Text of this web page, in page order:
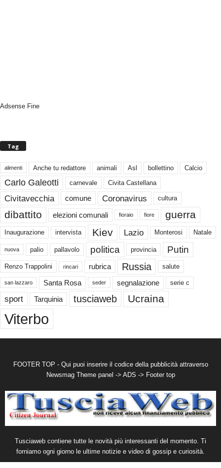
Adsense Fine
Tag
alimenti Anche tu redattore animali Asl bollettino Calcio
Carlo Galeotti carnevale Civita Castellana
Civitavecchia comune Coronavirus cultura
dibattito elezioni comunali fioraio fiore guerra
Inaugurazione intervista Kiev Lazio Monterosi Natale
nuova palio pallavolo politica provincia Putin
Renzo Trappolini rincari rubrica Russia salute
san lazzaro Santa Rosa seder segnalazione serie c
sport Tarquinia tusciaweb Ucraina
Viterbo
FOOTER TOP - Qui puoi inserire il codice della pubblicità attraverso
Newsmag Theme panel -> ADS -> Footer top
Tusciaweb contiene tutte le novità più interessanti del momento. Ti
forniamo ogni giorno le ultime notizie e video di gossip e curiosità.